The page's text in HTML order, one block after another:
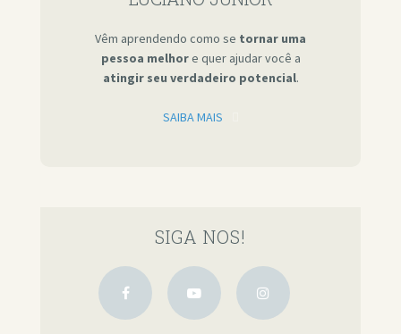
Vêm aprendendo como se tornar uma
pessoa melhore quer ajudar você a
atingir seu verdadeiro potencial.
SAIBA MAIS
SIGA NOS!